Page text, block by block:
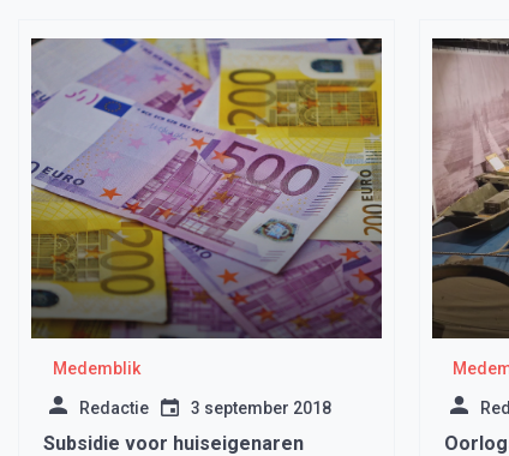
Medemblik
Redactie 3 september 2018
Subsidie voor huiseigenaren